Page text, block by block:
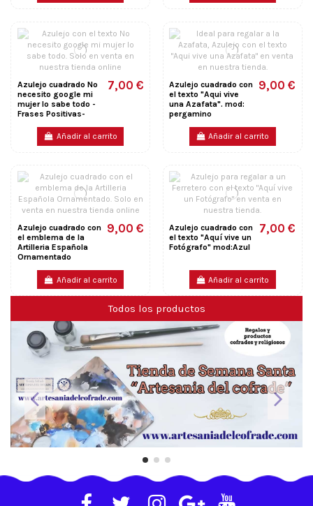
Azulejo cuadrado No
necesito google mi
mujer lo sabe todo -
Frases Positivas-
7,00 €
Añadir al carrito
Azulejo cuadrado con
el texto "Aqui vive
una Azafata". mod:
pergamino
9,00 €
Añadir al carrito
Azulejo cuadrado con
el emblema de la
Artilleria Española
Ornamentado
9,00 €
Añadir al carrito
Azulejo cuadrado con
el texto "Aquí vive un
Fotógrafo" mod:Azul
7,00 €
Añadir al carrito
Todos los productos